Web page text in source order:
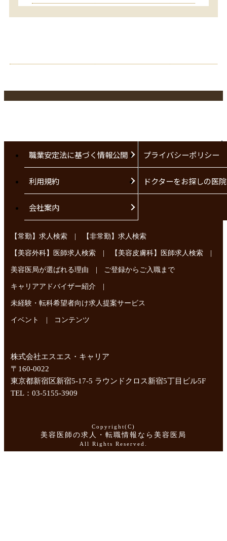
職業安定法に基づく情報公開 プライバシーポリシー
利用規約 ドクターをお探しの医
会社案内
【常勤】求人検索 | 【非常勤】求人検索
【美容外科】医師求人検索 | 【美容皮膚科】医師求人検索 |
美容医局が選ばれる理由 | ご登録からご入職まで
キャリアアドバイザー紹介 |
未経験・転科希望者向け求人提案サービス
イベント | コンテンツ
株式会社エスエス・キャリア
〒160-0022
東京都新宿区新宿5-17-5 ラウンドクロス新宿5丁目ビル5F
TEL：03-5155-3909
Copyright(C)
美容医師の求人・転職情報なら美容医局
All Rights Reserved.